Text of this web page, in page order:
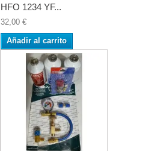
HFO 1234 YF...
32,00 €
Añadir al carrito